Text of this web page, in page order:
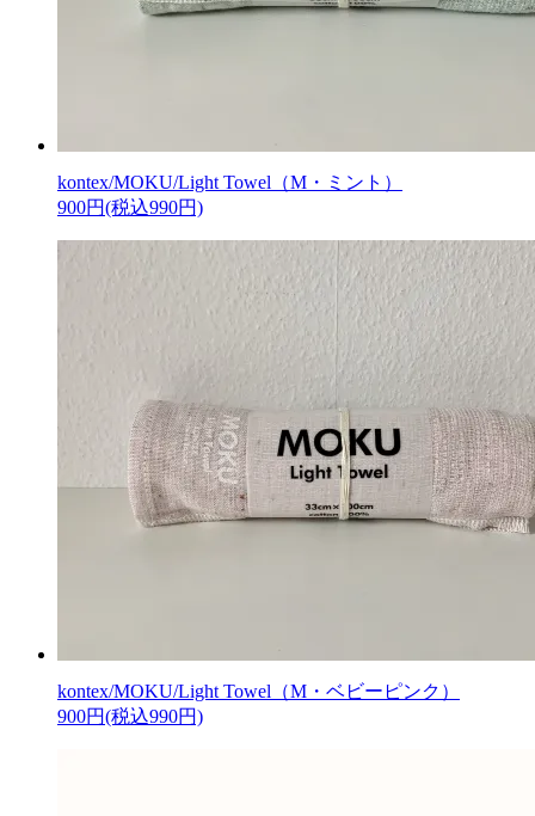
kontex/MOKU/Light Towel（M・ミント）
900円(税込990円)
kontex/MOKU/Light Towel（M・ベビーピンク）
900円(税込990円)